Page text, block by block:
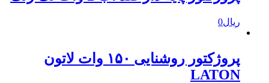
ریال0
پروژکتور روشنایی ۱۵۰ وات لاتون
LATON